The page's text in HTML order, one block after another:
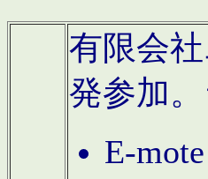
有限会
発参加
E-